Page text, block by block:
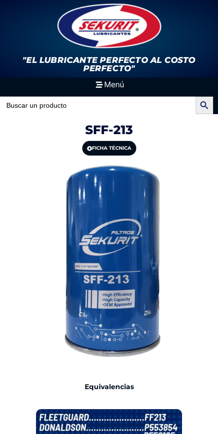
"EL LUBRICANTE PERFECTOAL COSTO
PERFECTO"
Menú
Search
for:
Search Button
SFF-213
FICHA TÉCNICA
Equivalencias